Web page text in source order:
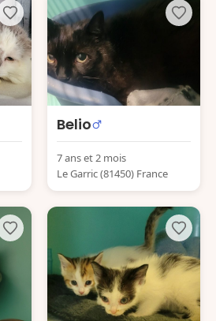
Belio
7 ans et 2 mois
Le Garric (81450) France